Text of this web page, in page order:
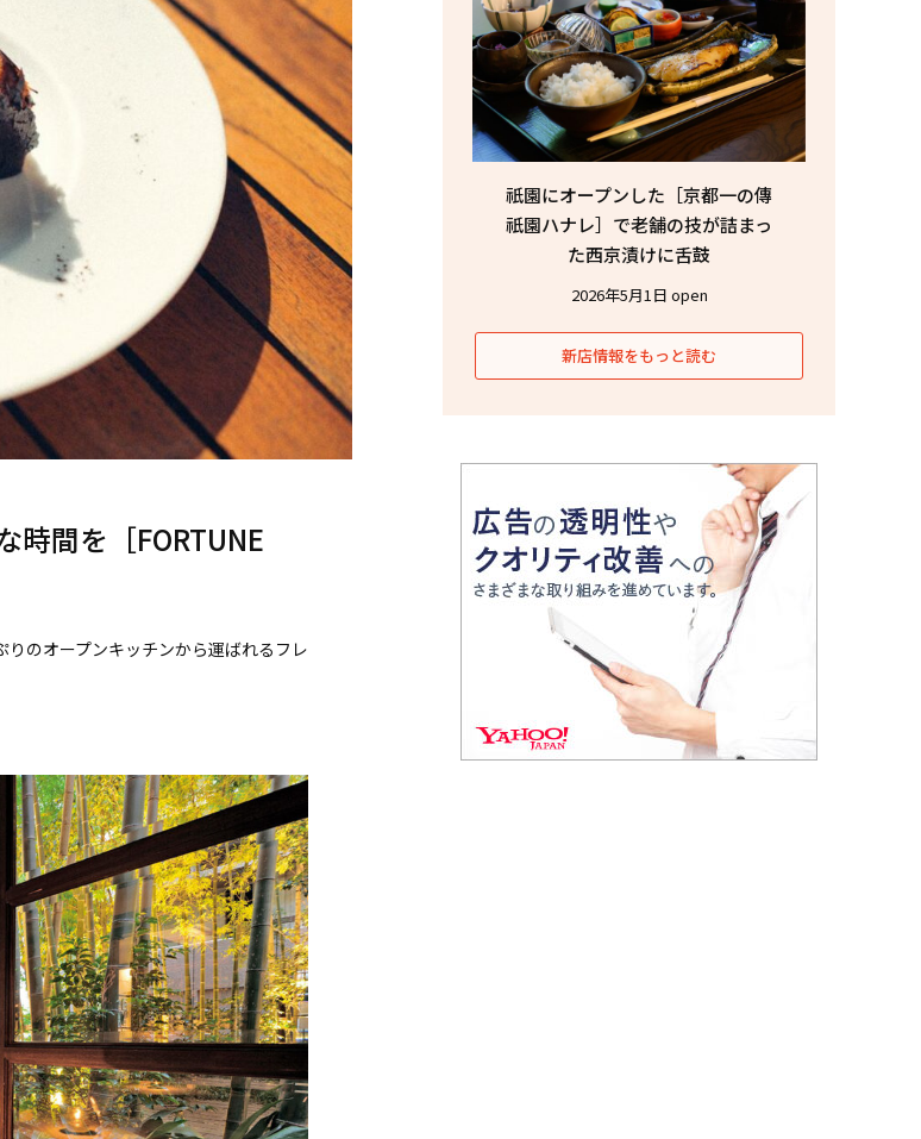
時間を［FORTUNE
のオープンキッチンから運ばれるフレ
祇園にオープンした［京都一の傳
祇園ハナレ］で老舗の技が詰まっ
た西京漬けに舌鼓
2026年5月1日 open
新店情報をもっと読む